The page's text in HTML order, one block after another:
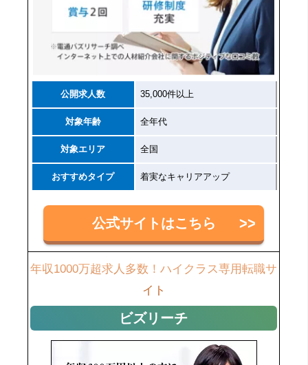
公開求人数 35,000件以上
対象年齢 全年代
対象エリア 全国
おすすめタイプ 着実なキャリアアップ
公式サイトはこちら
年収1000万超求人多数！ハイクラス専用転職サ
イト
ビズリーチ